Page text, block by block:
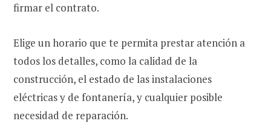
firmar el contrato.
Elige un horario que te permita prestar atención a
todos los detalles, como la calidad de la
construcción, el estado de las instalaciones
eléctricas y de fontanería, y cualquier posible
necesidad de reparación.